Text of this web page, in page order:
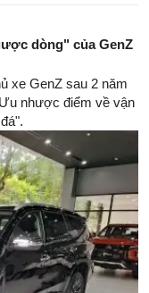
dòng" của GenZ
xe GenZ sau 2 năm
nhược điểm về vận